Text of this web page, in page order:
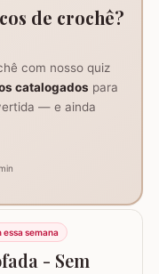
de crochê?
com nosso quiz
catalogados para
— e ainda
semana
- Sem